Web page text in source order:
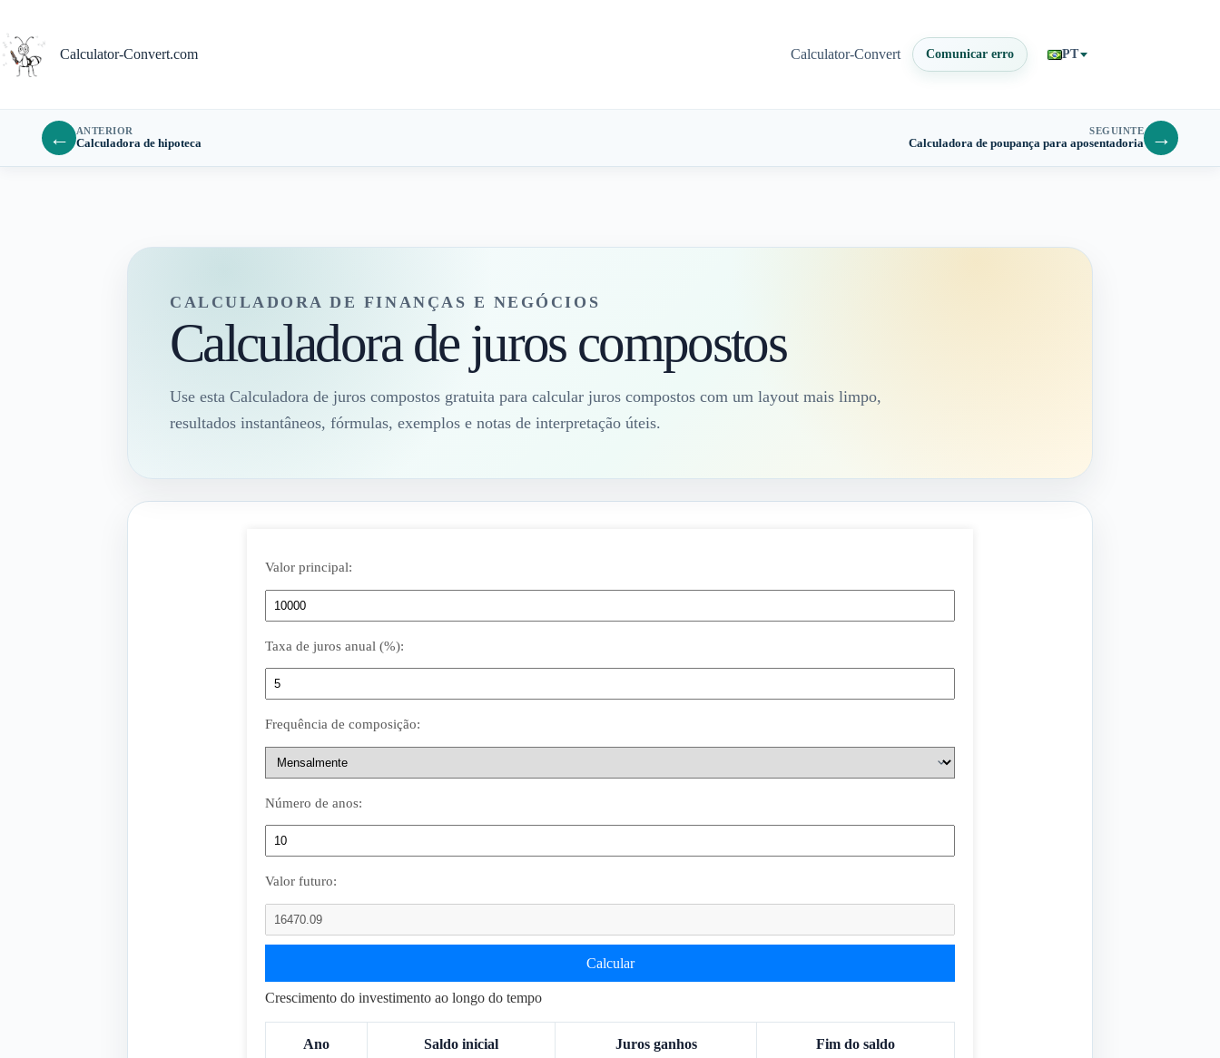
o
conteúdo
Calculator-Convert.com Calculator-Convert Comunicar erro PT
← ANTERIOR
Calculadora de hipoteca
SEGUINTE
Calculadora de poupança para aposentadoria →
CALCULADORA DE FINANÇAS E NEGÓCIOS
Calculadora de juros compostos
Use esta Calculadora de juros compostos gratuita para calcular juros compostos com um layout mais limpo,
resultados instantâneos, fórmulas, exemplos e notas de interpretação úteis.
Valor principal:
Taxa de juros anual (%):
Frequência de composição:
Número de anos:
Valor futuro:
Calcular
Crescimento do investimento ao longo do tempo
Ano Saldo inicial Juros ganhos Fim do saldo